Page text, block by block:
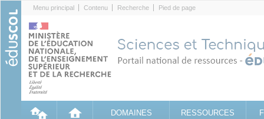
Menu principal Contenu Recherche Pied de page
DOMAINES RESSOURCES